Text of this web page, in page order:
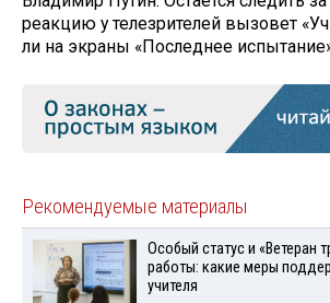
реакцию у телезрителей вызовет
ли на экраны «Последнее
Рекомендуемые материалы
Особый статус и «Ветеран
работы: какие меры
учителя